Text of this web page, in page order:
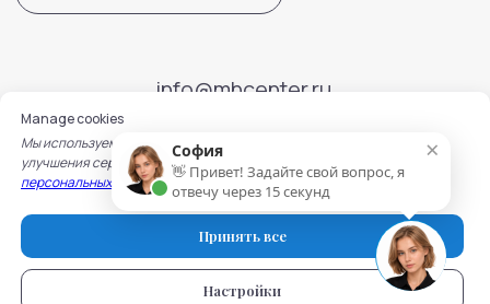
Manage cookies
Мы используем cookie для работы сайта, записи на услуги и
улучшения сервисов. Подробнее — вПолитике обработки
персональных данныхи Политике использования cookie.
Принять все
Настройки
×
София
👋 Привет! Задайте свой вопрос, я
отвечу через 15 секунд